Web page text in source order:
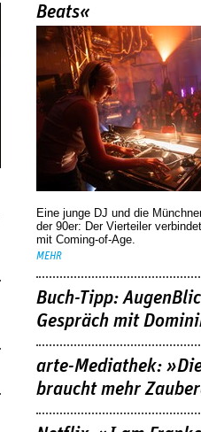
Beats«
Eine junge DJ und die
der 90er: Der Vierteiler
mit Coming-of-Age.
MEHR
Buch-Tipp:
Gespräch mit
arte-Mediathek:
braucht mehr